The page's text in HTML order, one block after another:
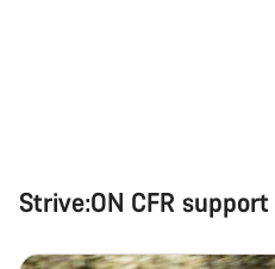
Strive:ON CFR support